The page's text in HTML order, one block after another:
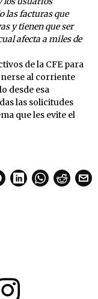
las facturas que
y tienen que ser
afecta a miles de
de la CFE para
al corriente
desde esa
las solicitudes
que les evite el